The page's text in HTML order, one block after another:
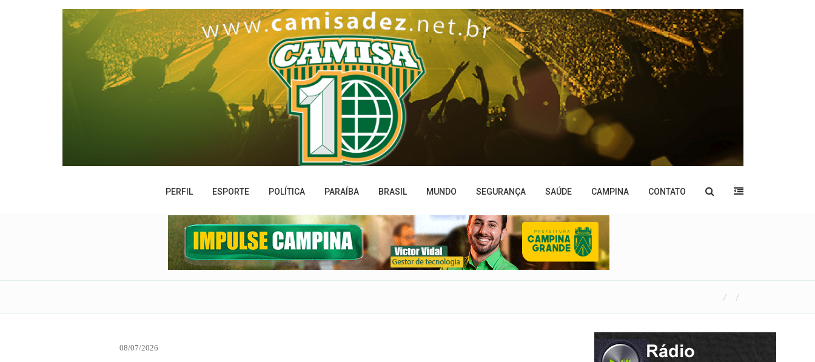
PERFIL ESPORTE POLÍTICA PARAÍBA BRASIL MUNDO SEGURANÇA SAÚDE CAMPINA CONTATO
08/07/2026